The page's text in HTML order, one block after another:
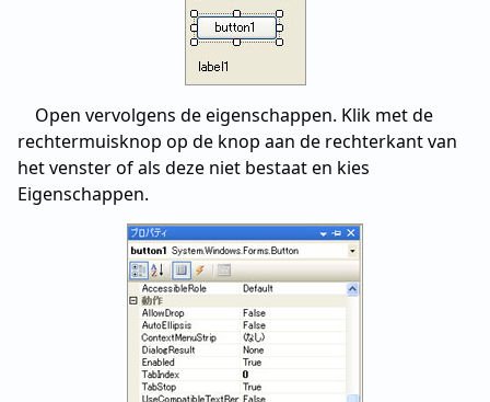
Open vervolgens de eigenschappen. Klik met de
rechtermuisknop op de knop aan de rechterkant van
het venster of als deze niet bestaat en kies
Eigenschappen.